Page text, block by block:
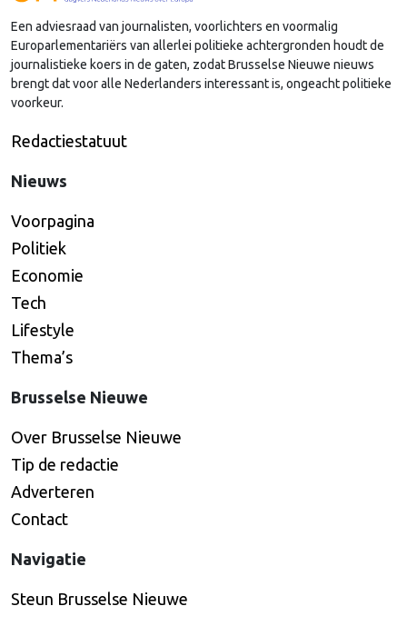
Een adviesraad van journalisten, voorlichters en voormalig
Europarlementariërs van allerlei politieke achtergronden houdt de
journalistieke koers in de gaten, zodat Brusselse Nieuwe nieuws
brengt dat voor alle Nederlanders interessant is, ongeacht politieke
voorkeur.
Redactiestatuut
Nieuws
Voorpagina
Politiek
Economie
Tech
Lifestyle
Thema’s
Brusselse Nieuwe
Over Brusselse Nieuwe
Tip de redactie
Adverteren
Contact
Navigatie
Steun Brusselse Nieuwe